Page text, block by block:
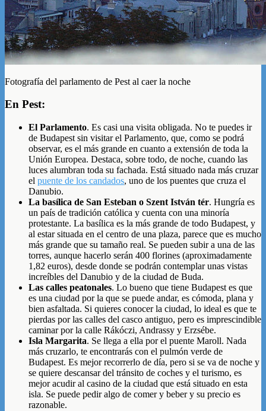
Fotografía del parlamento de Pest al caer la noche
En Pest:
El Parlamento. Es casi una visita obligada. No te puedes ir
de Budapest sin visitar el Parlamento, que, como se podrá
observar, es el más grande en cuanto a extensión de toda la
Unión Europea. Destaca, sobre todo, de noche, cuando las
luces alumbran toda su fachada. Está situado nada más cruzar
el puente de los candados, uno de los puentes que cruza el
Danubio.
La basílica de San Esteban o Szent István tér. Hungría es
un país de tradición católica y cuenta con una minoría
protestante. La basílica es la más grande de todo Budapest, y
al estar situada en el centro de una plaza, parece que es mucho
más grande que su tamaño real. Se pueden subir a una de las
torres, aunque hacerlo serán 400 florines (aproximadamente
1,82 euros), desde donde se podrán contemplar unas vistas
increíbles del Danubio y de la ciudad de Buda.
Las calles peatonales. Lo bueno que tiene Budapest es que
es una ciudad por la que se puede andar, es cómoda, plana y
bien asfaltada. Si quieres conocer la ciudad, lo ideal es que te
pierdas por las calles del casco antiguo, pero es imprescindible
caminar por la calle Rákóczi, Andrassy y Erzsébe.
Isla Margarita. Se llega a ella por el puente Maroll. Nada
más cruzarlo, te encontrarás con el pulmón verde de
Budapest. Es mejor recorrerlo de día, pero si se va de noche y
se quiere descansar del tránsito de coches y el turismo, es
mejor acudir al casino de la ciudad que está situado en esta
isla. Se puede pedir algo de comer y beber y su precio es
razonable.